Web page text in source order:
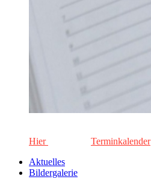
Hier
Terminkalender
Aktuelles
Bildergalerie